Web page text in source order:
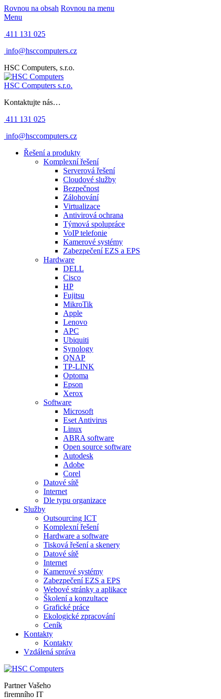
Rovnou na obsah Rovnou na menu
Menu
411 131 025
info@hsccomputers.cz
HSC Computers, s.r.o.
HSC Computers s.r.o.
Kontaktujte nás…
411 131 025
info@hsccomputers.cz
Řešení a produkty
Komplexní řešení
Serverová řešení
Cloudové služby
Bezpečnost
Zálohování
Virtualizace
Antivirová ochrana
Týmová spolupráce
VoIP telefonie
Kamerové systémy
Zabezpečení EZS a EPS
Hardware
DELL
Cisco
HP
Fujitsu
MikroTik
Apple
Lenovo
APC
Ubiquiti
Synology
QNAP
TP-LINK
Optoma
Epson
Xerox
Software
Microsoft
Eset Antivirus
Linux
ABRA software
Open source software
Autodesk
Adobe
Corel
Datové sítě
Internet
Dle typu organizace
Služby
Outsourcing ICT
Komplexní řešení
Hardware a software
Tisková řešení a skenery
Datové sítě
Internet
Kamerové systémy
Zabezpečení EZS a EPS
Webové stránky a aplikace
Školení a konzultace
Grafické práce
Ekologické zpracování
Ceník
Kontakty
Kontakty
Vzdálená správa
Partner Vašeho
firemního IT